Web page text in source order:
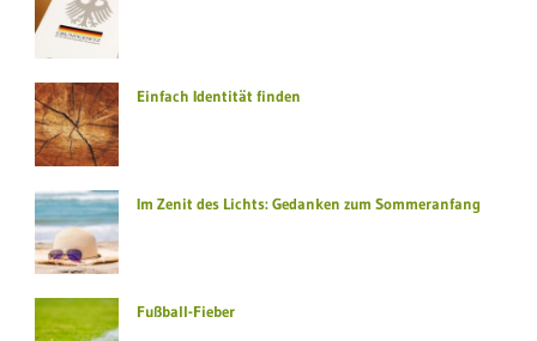
Einfach Identität finden
Im Zenit des Lichts: Gedanken zum Sommeranfang
Fußball-Fieber